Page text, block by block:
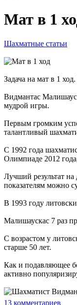
Мат в 1
Шахматные статьи
Задача на мат в 1
Видмантас
мудрой игры.
Первым громким
талантливый
С 1992 года
Олимпиаде 2012
Лучший результат
показателям можно
В 1993 году
Малишаускас 7 раз
С возрастом у
старше 50 лет.
Как и подавляющее
активно
13 комментариев